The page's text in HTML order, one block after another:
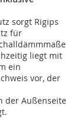
sorgt Rigips
für
liegt mit
ein
vor, der
der Außenseite